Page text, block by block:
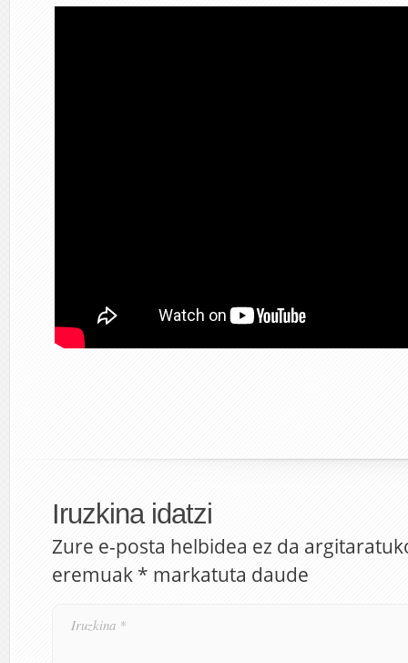
Iruzkina idatzi
Zure e-posta helbidea ez da
eremuak * markatuta daude